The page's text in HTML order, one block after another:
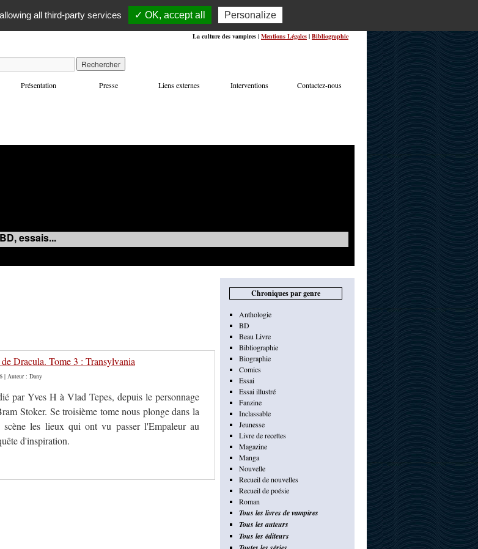
La culture des vampires | Mentions Légales | Bibliographie
Présentation Presse Liens externes Interventions Contactez-nous
essais...
Dracula. Tome 3 : Transylvania
| Auteur : Dany
par Yves H à Vlad Tepes, depuis le personnage
Stoker. Se troisième tome nous plonge dans la
les lieux qui ont vu passer l'Empaleur au
d'inspiration.
Chroniques par genre
Anthologie
BD
Beau Livre
Bibliographie
Biographie
Comics
Essai
Essai illustré
Fanzine
Inclassable
Jeunesse
Livre de recettes
Magazine
Manga
Nouvelle
Recueil de nouvelles
Recueil de poésie
Roman
Tous les livres de vampires
Tous les auteurs
Tous les éditeurs
all third-party services ✓ OK, accept all Personalize